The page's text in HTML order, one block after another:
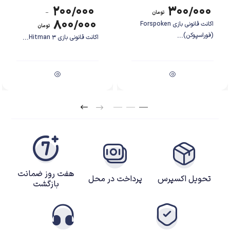
Avengers: Age of Ultron، Captain America: The First Avenger، iron Man
می‌کند. بازی حاوی کاراکترهای دنیای سینمایی مارول و کاراکترهای کامیک بوک‌های
مارول است. مرد آهنی، کاپیتان آمریکا، هالک، balck widow، hawkeye، scarlet
۳۰۰/۰۰۰ تومان
اکانت قانونی بازی Forspoken
(فوراسپوکن)...
۲۰۰/۰۰۰ –
۸۰۰/۰۰۰ تومان
اکانت قانونی بازی Hitman 3...
تحویل اکسپرس پرداخت در محل
هفت روز ضمانت
بازگشت